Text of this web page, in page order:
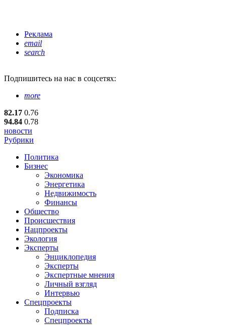
Реклама
email
search
Подпишитесь на нас в соцсетях:
more
82.17 0.76
94.84 0.78
новости
Рубрики
Политика
Бизнес
Экономика
Энергетика
Недвижимость
Финансы
Общество
Происшествия
Нацпроекты
Экология
Эксперты
Энциклопедия
Эксперты
Экспертные мнения
Личный взгляд
Интервью
Спецпроекты
Подписка
Спецпроекты